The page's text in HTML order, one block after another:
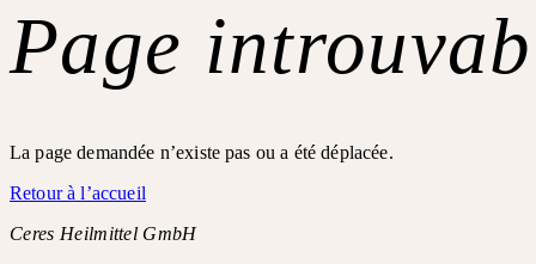
Page
La page demandée n’existe pas ou a été déplacée.
Retour à l’accueil
Ceres Heilmittel GmbH